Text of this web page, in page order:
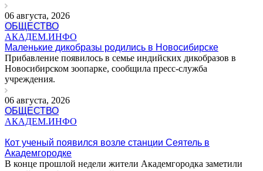
06 августа, 2026
ОБЩЕСТВО
АКАДЕМ.ИНФО
Маленькие дикобразы родились в Новосибирске
Прибавление появилось в семье индийских дикобразов в
Новосибирском зоопарке, сообщила пресс-служба
учреждения.
06 августа, 2026
ОБЩЕСТВО
АКАДЕМ.ИНФО
Кот ученый появился возле станции Сеятель в
Академгородке
В конце прошлой недели жители Академгородка заметили